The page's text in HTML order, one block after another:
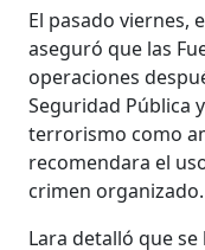
El pasado viernes,
aseguró que las
operaciones
Seguridad Pública
terrorismo como
recomendara el
crimen organizado.
Lara detalló que